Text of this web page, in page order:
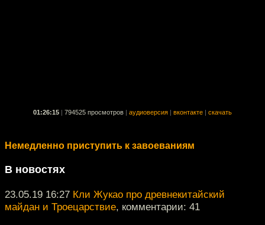
01:26:15 794525 просмотров аудиоверсия вконтакте скачать
Немедленно приступить к завоеваниям
В новостях
23.05.19 16:27 Кли Жукао про древнекитайский
майдан и Троецарствие, комментарии: 41